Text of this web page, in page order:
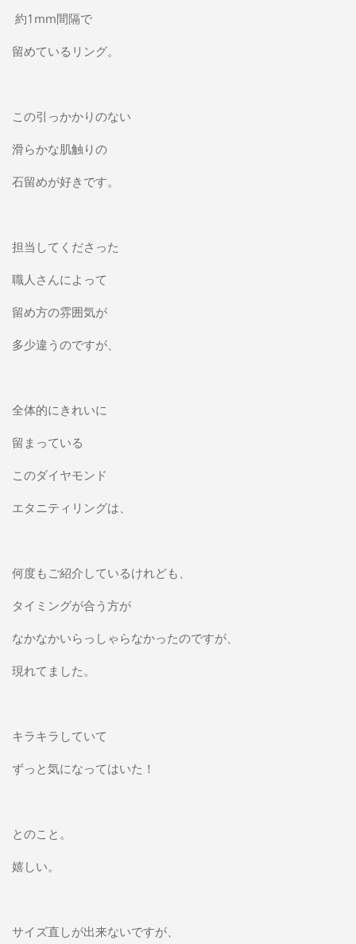
約1mm間隔で
留めているリング。
この引っかかりのない
滑らかな肌触りの
石留めが好きです。
担当してくださった
職人さんによって
留め方の雰囲気が
多少違うのですが、
全体的にきれいに
留まっている
このダイヤモンド
エタニティリングは、
何度もご紹介しているけれども、
タイミングが合う方が
なかなかいらっしゃらなかったのですが、
現れてました。
キラキラしていて
ずっと気になってはいた！
とのこと。
嬉しい。
サイズ直しが出来ないですが、